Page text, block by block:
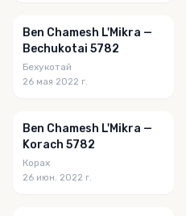
Ben Chamesh L'Mikra —
Bechukotai 5782
Бехукотай
26 мая 2022 г.
Ben Chamesh L'Mikra —
Korach 5782
Корах
26 июн. 2022 г.